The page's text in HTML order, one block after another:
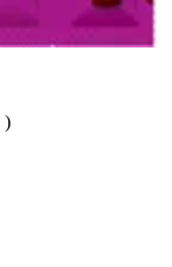
)